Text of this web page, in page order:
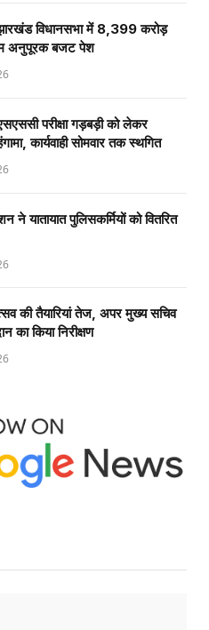
विधानसभा में 8,399 करोड़
अनुपूरक बजट पेश
परीक्षा गड़बड़ी को लेकर
कार्यवाही सोमवार तक स्थगित
ने यातायात पुलिसकर्मियों को वितरित
की तैयारियां तेज, अपर मुख्य सचिव
का किया निरीक्षण